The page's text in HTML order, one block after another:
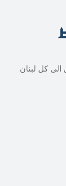
الى كل لبنان